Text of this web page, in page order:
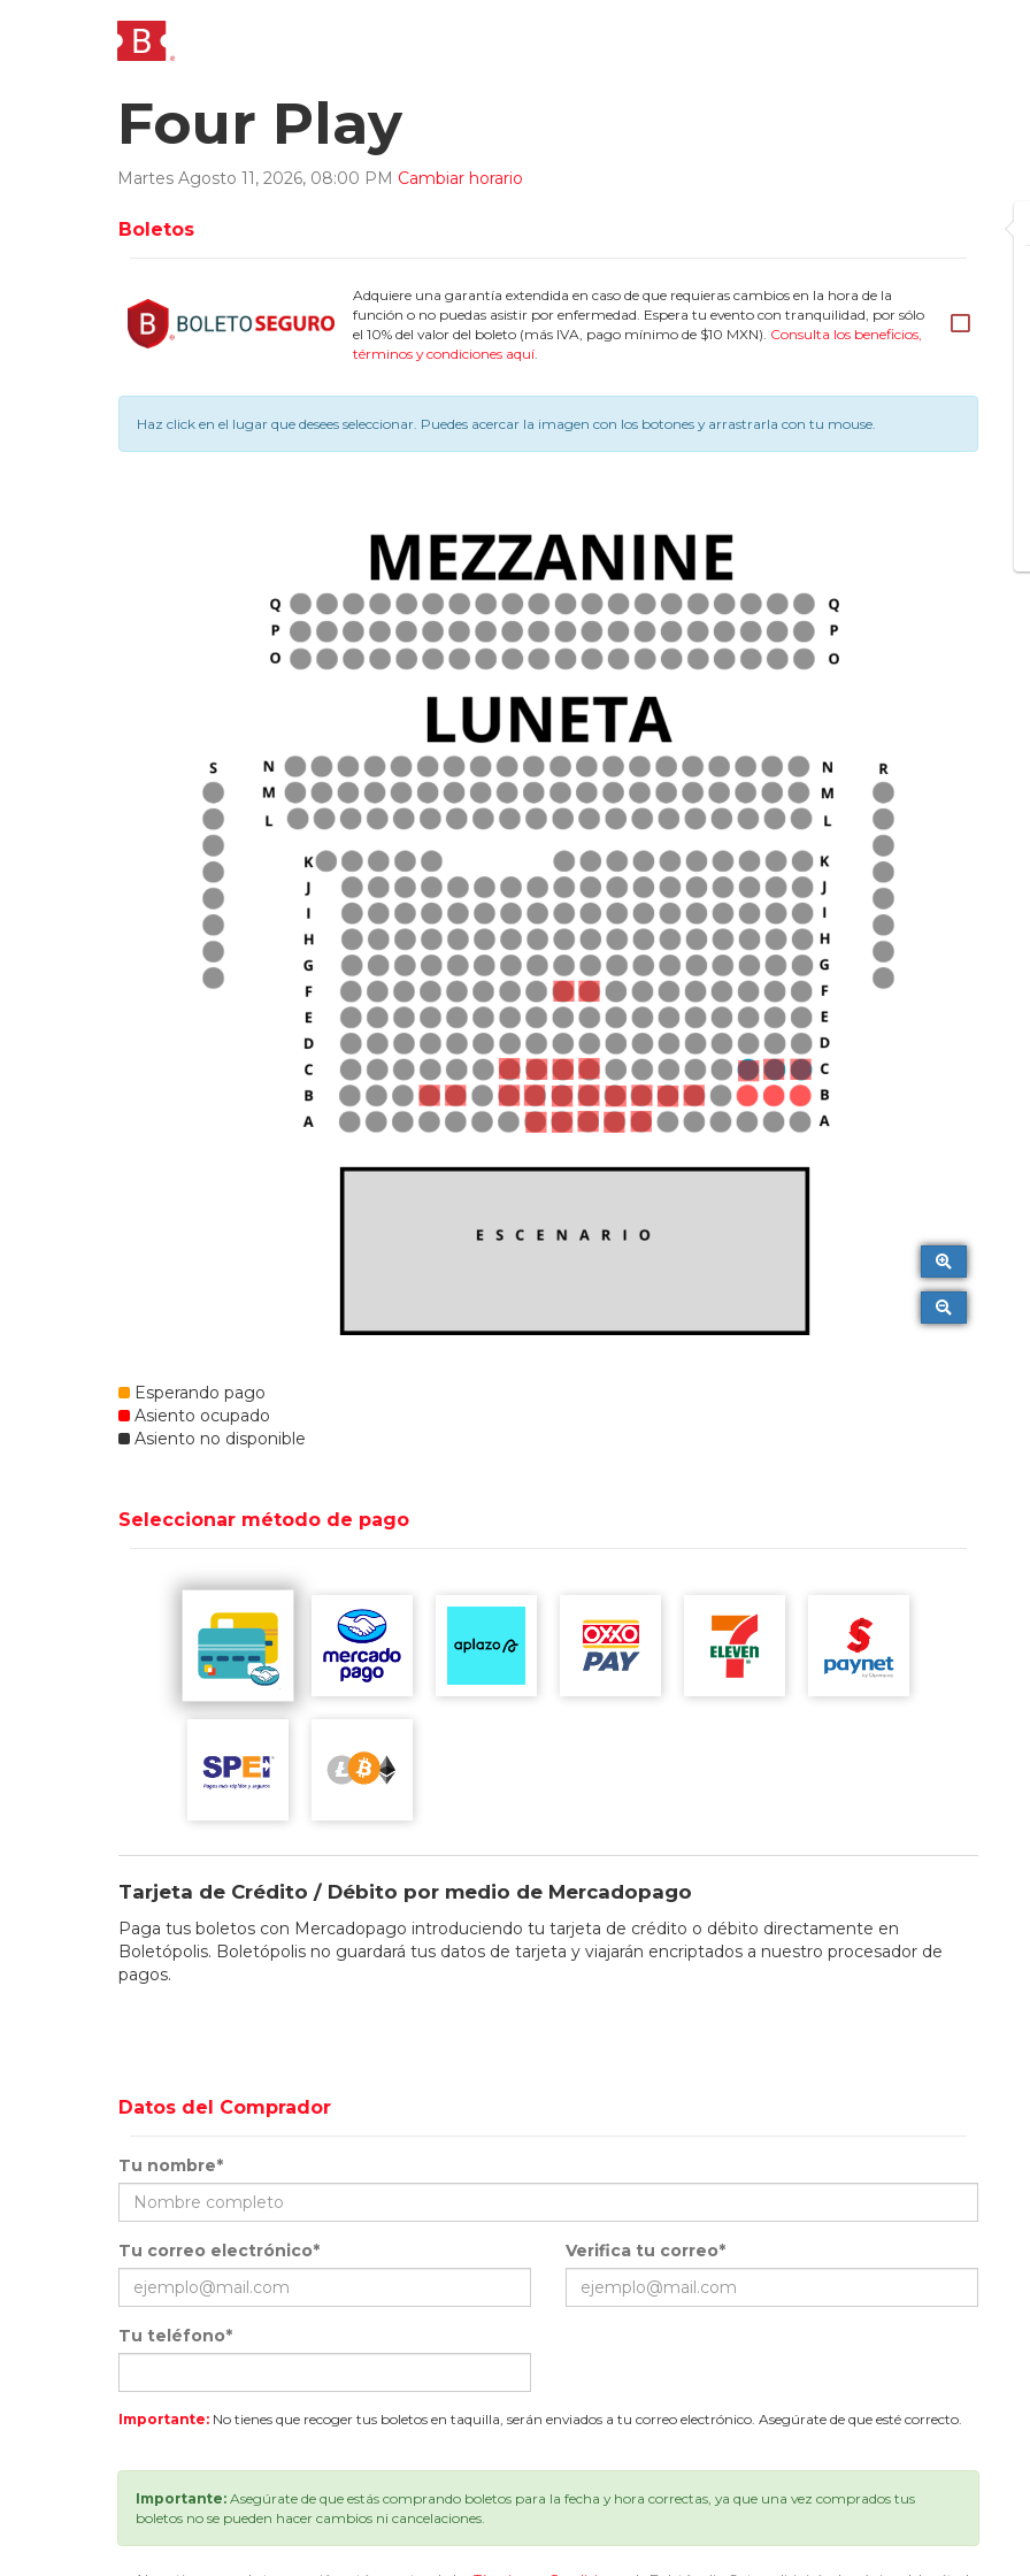
Four Play
Martes Agosto 11, 2026, 08:00 PM Cambiar horario
Boletos
Adquiere una garantía extendida en caso de que requieras cambios en la hora de la
función o no puedas asistir por enfermedad. Espera tu evento con tranquilidad, por sólo
el 10% del valor del boleto (más IVA, pago mínimo de $10 MXN). Consulta los beneficios,
términos y condiciones aquí.
Haz click en el lugar que desees seleccionar. Puedes acercar la imagen con los botones y arrastrarla con tu mouse.
Esperando pago
Asiento ocupado
Asiento no disponible
Seleccionar método de pago
Tarjeta de Crédito / Débito por medio de Mercadopago
Paga tus boletos con Mercadopago introduciendo tu tarjeta de crédito o débito directamente en
Boletópolis. Boletópolis no guardará tus datos de tarjeta y viajarán encriptados a nuestro procesador de
pagos.
Datos del Comprador
Tu nombre*
Tu correo electrónico* Verifica tu correo*
Tu teléfono*
Importante: No tienes que recoger tus boletos en taquilla, serán enviados a tu correo electrónico. Asegúrate de que esté correcto.
Importante: Asegúrate de que estás comprando boletos para la fecha y hora correctas, ya que una vez comprados tus
boletos no se pueden hacer cambios ni cancelaciones.